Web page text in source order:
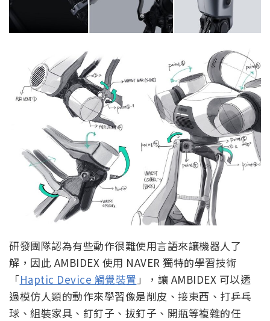
研發團隊認為有些動作很難使用言語來讓機器人了
解，因此 AMBIDEX 使用 NAVER 獨特的學習技術
「Haptic Device 觸覺裝置」，讓 AMBIDEX 可以透
過模仿人類的動作來學習像是削皮、接東西、打乒乓
球、組裝家具、釘釘子、拔釘子、開瓶等複雜的任